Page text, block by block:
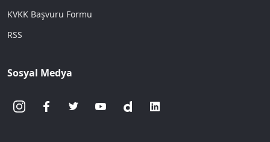
KVKK Başvuru Formu
RSS
Sosyal Medya